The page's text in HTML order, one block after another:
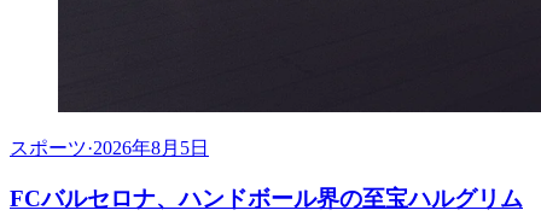
スポーツ·2026年8月5日
FCバルセロナ、ハンドボール界の至宝ハルグリム